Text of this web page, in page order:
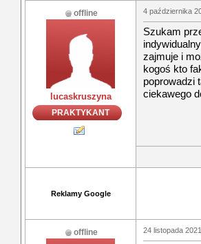
offline
lucaskruszyna
PRAKTYKANT
4 października
Szukam
zajmuje i
kogoś kto
poprowadzi
ciekawego
Reklamy Google
offline 24 listopada